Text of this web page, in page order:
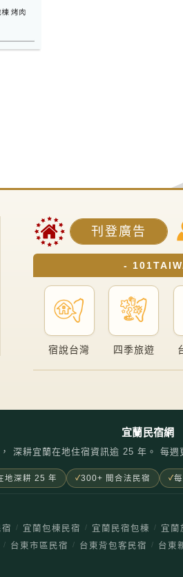
刊登廣告
-
宿說台灣 四季旅遊
宜蘭民宿網
深耕宜蘭在地住宿資訊逾 25 年。 每週
地深耕 25 年 300+ 間合法民宿
/ 宜蘭包棟民宿 / 宜蘭民宿包棟 / 宜蘭
/ 台東市區民宿 / 台東背包客民宿 / 台東